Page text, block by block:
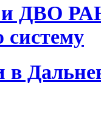
ДВО РАН
систему
в